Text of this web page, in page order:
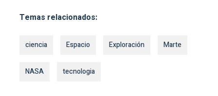
Temas relacionados:
ciencia Espacio Exploración Marte
NASA tecnologia